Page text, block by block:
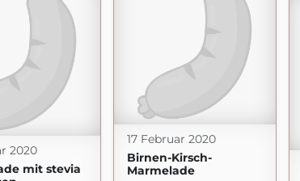
17 Februar 2020
Birnen-Kirsch-
Marmelade
2020
mit stevia